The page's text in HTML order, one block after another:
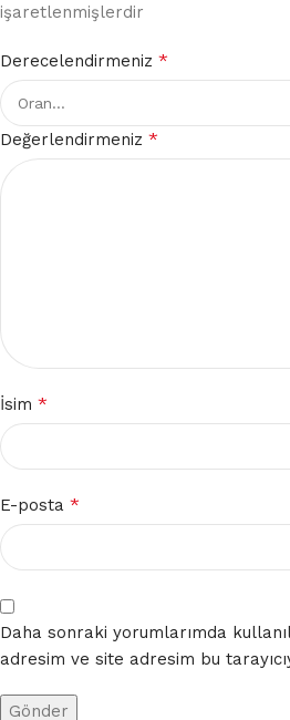
işaretlenmişlerdir
Derecelendirmeniz *
Değerlendirmeniz *
İsim *
E-posta *
Daha sonraki yorumlarımda
adresim ve site adresim bu